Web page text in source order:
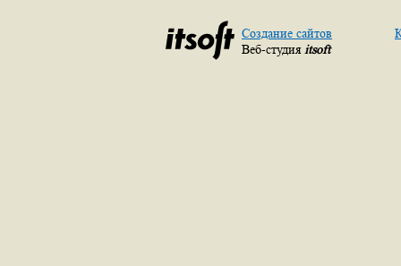
Создание сайтов
Веб-студия itsoft